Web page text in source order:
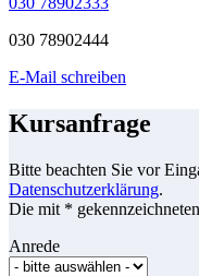
030 78902444
E-Mail schreiben
Kursanfrage
Bitte beachten Sie vor
Datenschutzerklärung.
Die mit *
Anrede